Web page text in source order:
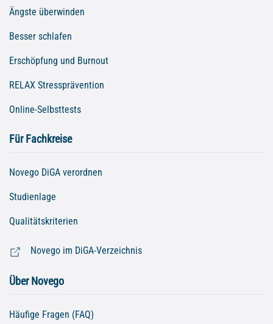
Ängste überwinden
Besser schlafen
Erschöpfung und Burnout
RELAX Stressprävention
Online-Selbsttests
Für Fachkreise
Novego DiGA verordnen
Studienlage
Qualitätskriterien
Novego im DiGA-Verzeichnis
Über Novego
Häufige Fragen (FAQ)